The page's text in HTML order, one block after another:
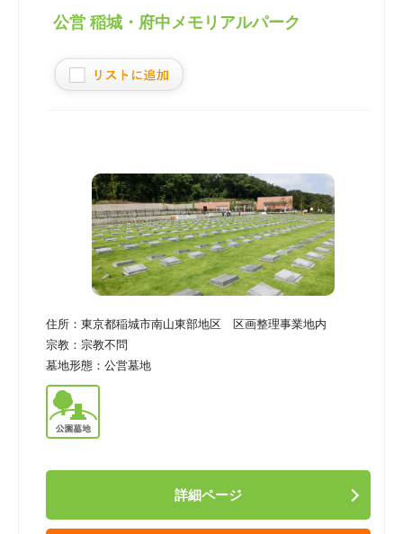
公営 稲城・府中メモリアルパーク
住所： 東京都稲城市南山東部地区 区画整理事業地内
宗教： 宗教不問
墓地形態： 公営墓地
詳細ページ